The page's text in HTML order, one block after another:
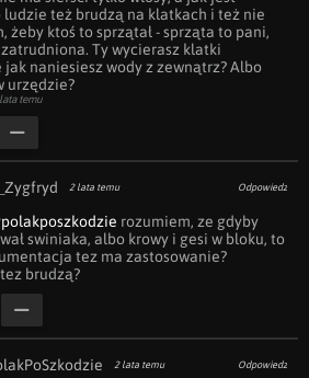
ludzie też brudzą na klatkach i też nie
żeby ktoś to sprzątał - sprząta to pani,
Ty wycierasz klatki
jak naniesiesz wody z zewnątrz? Albo
urzędzie?
temu
2 lata temu Odpowiedz
rozumiem, ze gdyby
swiniaka, albo krowy i gesi w bloku, to
tez ma zastosowanie?
brudzą?
2 lata temu Odpowiedz